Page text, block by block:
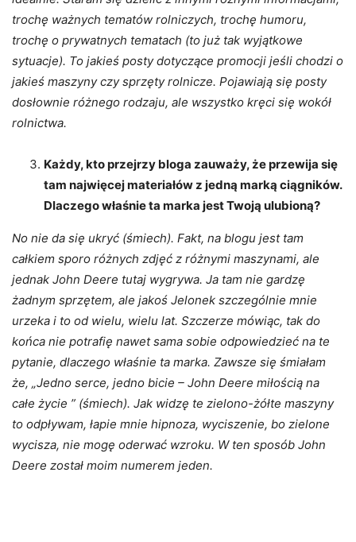
trochę ważnych tematów rolniczych, trochę humoru,
trochę o prywatnych tematach (to już tak wyjątkowe
sytuacje). To jakieś posty dotyczące promocji jeśli chodzi o
jakieś maszyny czy sprzęty rolnicze. Pojawiają się posty
dosłownie różnego rodzaju, ale wszystko kręci się wokół
rolnictwa.
Każdy, kto przejrzy bloga zauważy, że przewija się
tam najwięcej materiałów z jedną marką ciągników.
Dlaczego właśnie ta marka jest Twoją ulubioną?
No nie da się ukryć (śmiech). Fakt, na blogu jest tam
całkiem sporo różnych zdjęć z różnymi maszynami, ale
jednak John Deere tutaj wygrywa. Ja tam nie gardzę
żadnym sprzętem, ale jakoś Jelonek szczególnie mnie
urzeka i to od wielu, wielu lat. Szczerze mówiąc, tak do
końca nie potrafię nawet sama sobie odpowiedzieć na te
pytanie, dlaczego właśnie ta marka. Zawsze się śmiałam
że, „Jedno serce, jedno bicie – John Deere miłością na
całe życie ” (śmiech). Jak widzę te zielono-żółte maszyny
to odpływam, łapie mnie hipnoza, wyciszenie, bo zielone
wycisza, nie mogę oderwać wzroku. W ten sposób John
Deere został moim numerem jeden.